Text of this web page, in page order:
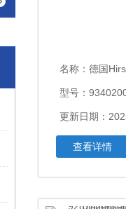
名称： 德国
型号：
更新日期：
查看详情